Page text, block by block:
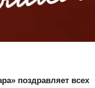
поздравляет всех